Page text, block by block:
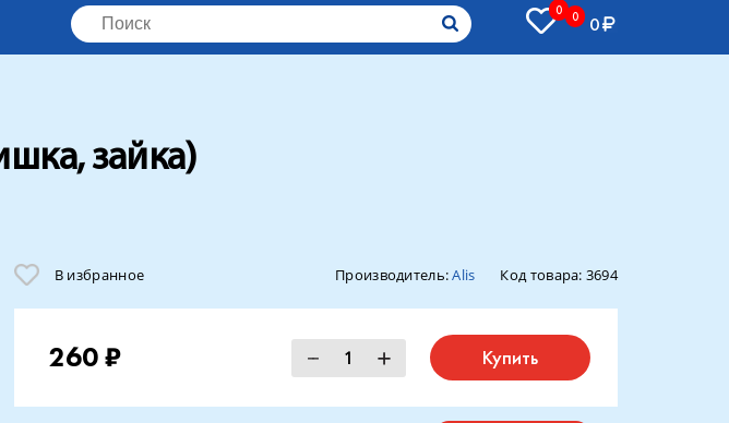
0 0 0
зайка)
В избранное Производитель:Alis Код товара: 3694
260 ₽ Купить